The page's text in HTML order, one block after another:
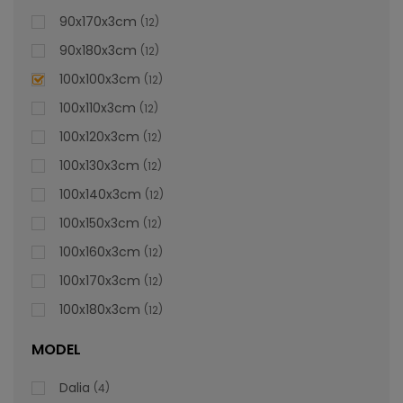
90x170x3cm 12
90x180x3cm 12
100x100x3cm 12
100x110x3cm 12
100x120x3cm 12
100x130x3cm 12
100x140x3cm 12
100x150x3cm 12
100x160x3cm 12
100x170x3cm 12
100x180x3cm 12
MODEL
Dalia 4